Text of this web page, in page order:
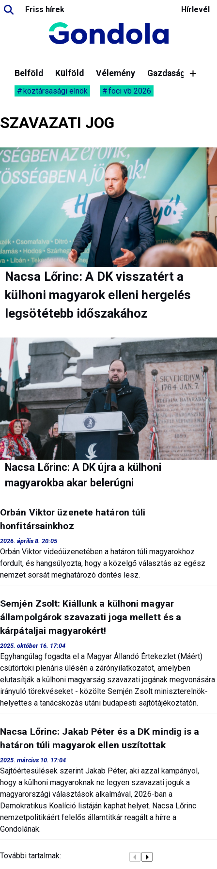
Friss hírek Hírlevél
Belföld Külföld Vélemény Gazdaság
köztársasági elnök foci vb 2026
SZAVAZATI JOG
Nacsa Lőrinc: A DK visszatért a
külhoni magyarok elleni hergelés
legsötétebb időszakához
Nacsa Lőrinc: A DK újra a külhoni
magyarokba akar belerúgni
Orbán Viktor üzenete határon túli
honfitársainkhoz
2026. április 8. 20:05
Orbán Viktor videóüzenetében a határon túli magyarokhoz
fordult, és hangsúlyozta, hogy a közelgő választás az egész
nemzet sorsát meghatározó döntés lesz.
Semjén Zsolt: Kiállunk a külhoni magyar
állampolgárok szavazati joga mellett és a
kárpátaljai magyarokért!
2025. október 16. 17:04
Egyhangúlag fogadta el a Magyar Állandó Értekezlet (Máért)
csütörtöki plenáris ülésén a zárónyilatkozatot, amelyben
elutasítják a külhoni magyarság szavazati jogának megvonására
irányuló törekvéseket - közölte Semjén Zsolt miniszterelnök-
helyettes a tanácskozás utáni budapesti sajtótájékoztatón.
Nacsa Lőrinc: Jakab Péter és a DK mindig is a
határon túli magyarok ellen uszítottak
2025. március 10. 17:04
Sajtóértesülések szerint Jakab Péter, aki azzal kampányol,
hogy a külhoni magyaroknak ne legyen szavazati joguk a
magyarországi választások alkalmával, 2026-ban a
Demokratikus Koalíció listáján kaphat helyet. Nacsa Lőrinc
nemzetpolitikáért felelős államtitkár reagált a hírre a
Gondolának.
További tartalmak: